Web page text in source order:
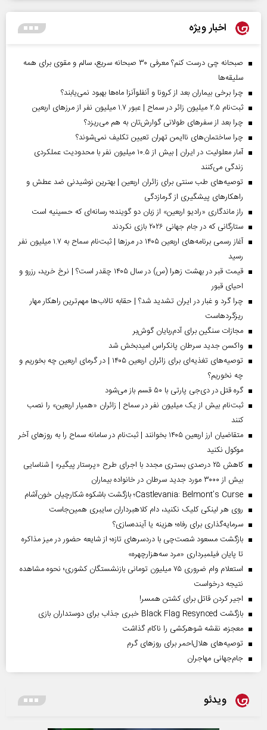
اخبار ویژه
صبحانه چی درست کنم؟ معرفی ۳۰ صبحانه سریع، سالم و مقوی برای همه
سلیقه‌ها
چرا برخی بیماران بعد از کرونا و آنفلوآنزا ماه‌ها بهبود نمی‌یابند؟
ثبت‌نام ۲.۵ میلیون زائر در سماح | عبور ۱.۷ میلیون نفر از مرز‌های اربعین
چرا بعد از سفرهای طولانی گوارش‌تان به هم می‌ریزد؟
چرا ساختمان‌های ناایمن تهران تعیین تکلیف نمی‌شوند؟
آمار معلولیت در ایران | بیش از ۱۰.۵ میلیون نفر با محدودیت عملکردی
زندگی می‌کنند
توصیه‌های طب سنتی برای زائران اربعین | بهترین نوشیدنی ضد عطش و
راهکارهای پیشگیری از گرمازدگی
راز ماندگاری «رادیو اربعین» از زبان دو گوینده؛ رسانه‌ای که حسینیه است
ستارگانی که در جام جهانی ۲۰۲۶ بازی نکردند
آغاز رسمی برنامه‌های اربعین ۱۴۰۵ در مرز‌ها | ثبت‌نام سماح به ۱.۷ میلیون نفر
رسید
قیمت قبر در بهشت زهرا (س) در سال ۱۴۰۵ چقدر است؟ | نرخ خرید، رزرو و
احیای قبور
چرا گرد و غبار در ایران تشدید شد؟ | حقابه تالاب‌ها مهم‌ترین راهکار مهار
ریزگردهاست
مجازات سنگین برای آدم‌ربایان گوش‌بر
واکسن جدید سرطان پانکراس امیدبخش شد
توصیه‌های تغذیه‌ای برای زائران اربعین ۱۴۰۵ | در گرمای اربعین چه بخوریم و
چه نخوریم؟
گره قتل در دی‌جی پارتی با ۵۰ قسم باز می‌شود
ثبت‌نام بیش از یک میلیون نفر در سماح | زائران «همیار اربعین» را نصب
کنند
متقاضیان ارز اربعین ۱۴۰۵ بخوانند | ثبت‌نام در سامانه سماح را به روز‌های آخر
موکول نکنید
کاهش ۲۵ درصدی بستری مجدد با اجرای طرح «پرستار پیگیر» | شناسایی
بیش از ۳۰۰۰ مورد جدید سرطان در خانواده بیماران
Castlevania: Belmont’s Curse؛ بازگشت باشکوه شکارچیان خون‌آشام
روی هر لینکی کلیک نکنید، دام کلاهبرداران سایبری همین‌جاست
سرمایه‌گذاری برای رفاه؛ هزینه یا آینده‌سازی؟
بازگشت مسعود شصت‌چی با دردسر‌های تازه؛ از شایعه حضور در میز مذاکره
تا پایان فیلمبرداری «مرد سه‌هزارچهره»
استعلام وام ضروری ۷۵ میلیون تومانی بازنشستگان کشوری؛ نحوه مشاهده
نتیجه درخواست
اجیر کردن قاتل برای کشتن همسر!
بازگشت Black Flag Resynced خبری جذاب برای دوستداران بازی
معجزه، نقشه شوهرکشی را ناکام گذاشت
توصیه‌های هلال‌احمر برای روز‌های گرم
جام‌جهانی مهاجران
ویدئو